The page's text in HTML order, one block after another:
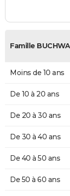
Famille
Moins de 10 ans
De 10 à 20 ans
De 20 à 30 ans
De 30 à 40 ans
De 40 à 50 ans
De 50 à 60 ans